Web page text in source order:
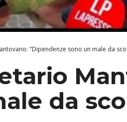
"Dipendenze sono un male da
da